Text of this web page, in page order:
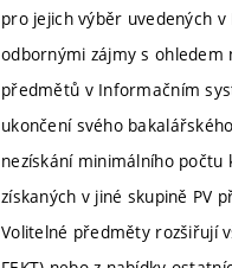
pro jejich výběr uvedených
odbornými zájmy s
předmětů v Informačním
ukončení svého
nezískání minimálního
získaných v jiné skupině PV
Volitelné předměty rozšiřují